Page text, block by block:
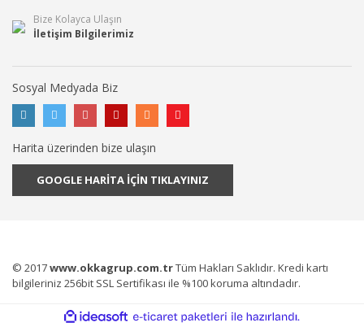
Bize Kolayca Ulaşın
İletişim Bilgilerimiz
Sosyal Medyada Biz
Harita üzerinden bize ulaşın
GOOGLE HARİTA İÇİN TIKLAYINIZ
© 2017www.okkagrup.com.trTüm Hakları Saklıdır. Kredi kartı
bilgileriniz 256bit SSL Sertifikası ile %100 koruma altındadır.
ideasoft
e-